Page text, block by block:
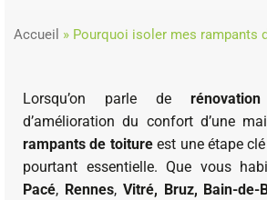
Accueil » Pourquoi isoler mes rampants
Lorsqu’on parle de
d’amélioration du confort d’une
rampants de toitureest une étape
pourtant essentielle. Que vous
Pacé, Rennes, Vitré, Bruz, Bain-de-